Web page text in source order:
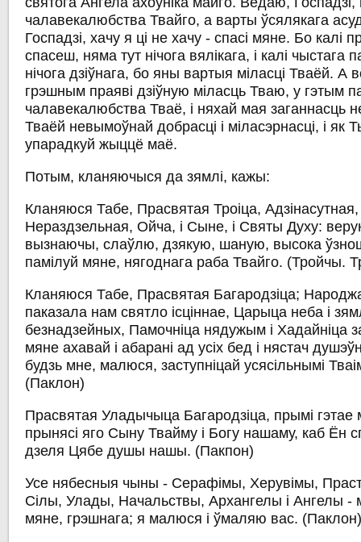
чалавекалюбства Твайго, а варты ўсялякага
Госпадзі, хачу я ці не хачу - спасі мяне. Бо калі
спасеш, няма тут нічога вялікага, і калі чыстага
нічога дзіўнага, бо яны вартыя міласці Тваёй. А
грэшным праяві дзіўную міласць Тваю, у гэтым
чалавекалюбства Тваё, і няхай мая заганнасць
Тваёй невымоўнай добрасці і міласэрнасці, і як
упарадкуй жыццё маё.
Потым, кланяючыся да зямлі, кажы:
Кланяюся Табе, Прасвятая Троіца,
Нераздзельная, Ойча, і Сыне, і Святы Духу:
вызнаючы, слаўлю, дзякую, шаную, высока
памілуй мяне, нягоднага раба Твайго. (Тройчы.
Кланяюся Табе, Прасвятая Багародзіца;
паказала нам святло ісціннае, Царыца неба і
безнадзейных, Памочніца нядужым і Хадайніца
мяне ахавай і абарані ад усіх бед і нястач
будзь мне, малюся, заступніцай усясільнымі
(Паклон)
Прасвятая Уладычыца Багародзіца, прымі гэтае
прынясі яго Сыну Твайму і Богу нашаму, каб Ён
дзеля Цябе душы нашы. (Пакпон)
Усе нябесныя чыны - Серафімы, Херувімы,
Сілы, Улады, Начальствы, Архангелы і Ангелы -
мяне, грэшнага; я малюся і ўмаляю вас.